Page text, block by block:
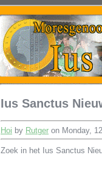
Ius Sanctus
Hoi by Rutger on Monday,
Zoek in het Ius Sanctus